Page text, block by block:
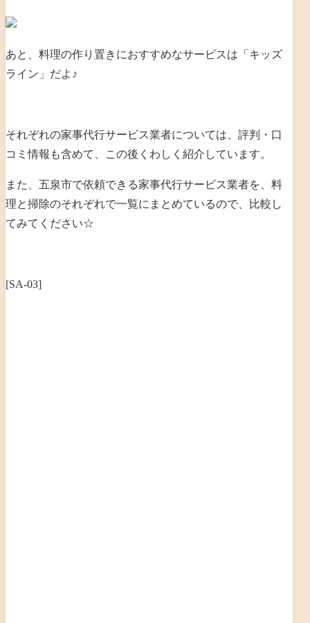
あと、料理の作り置きにおすすめなサービスは「キッズ
ライン」だよ♪
それぞれの家事代行サービス業者については、評判・口
コミ情報も含めて、この後くわしく紹介しています。
また、五泉市で依頼できる家事代行サービス業者を、料
理と掃除のそれぞれで一覧にまとめているので、比較し
てみてください☆
[SA-03]